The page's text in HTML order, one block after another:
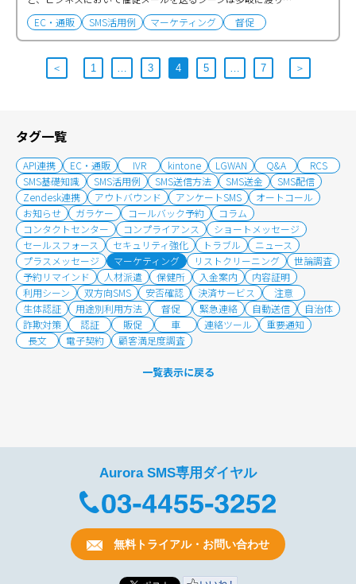
EC・通販
SMS活用例 マーケティング 督促
＜ 1 … 3 4 5 … 7 ＞
タグ一覧
API連携 EC・通販 IVR kintone LGWAN Q&A
RCS
SMS基礎知識
SMS活用例 SMS送信方法 SMS送金
SMS配信
Zendesk連携
アウトバウンド アンケートSMS
オートコール
お知らせ
ガラケー コールバック予約
コラム
コンタクトセンター
コンプライアンス
ショートメッセージ
セールスフォース
セキュリティ強化 トラブル
ニュース
プラスメッセージ
マーケティング リストクリーニング
世論調査
予約リマインド
人材派遣 保健所 入金案内
内容証明
利用シーン
双方向SMS 安否確認 決済サービス
注意
生体認証
用途別利用方法 督促 緊急連絡 自動送信
自治体
詐欺対策
認証 販促 車 連絡ツール
重要通知
長文
電子契約 顧客満足度調査
一覧表示に戻る
Aurora SMS専用ダイヤル
無料トライアル・お問い合わせ